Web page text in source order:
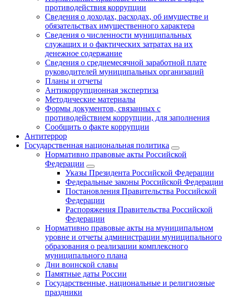
противодействия коррупции
Сведения о доходах, расходах, об имуществе и
обязательствах имущественного характера
Сведения о численности муниципальных
служащих и о фактических затратах на их
денежное содержание
Сведения о среднемесячной заработной плате
руководителей муниципальных организаций
Планы и отчеты
Антикоррупционная экспертиза
Методические материалы
Формы документов, связанных с
противодействием коррупции, для заполнения
Сообщить о факте коррупции
Антитеррор
Государственная национальная политика
Нормативно правовые акты Российской
Федерации
Указы Президента Российской Федерации
Федеральные законы Российской Федерации
Постановления Правительства Российской
Федерации
Распоряжения Правительства Российской
Федерации
Нормативно правовые акты на муниципальном
уровне и отчеты администрации муниципального
образования о реализации комплексного
муниципального плана
Дни воинской славы
Памятные даты России
Государственные, национальные и религиозные
праздники